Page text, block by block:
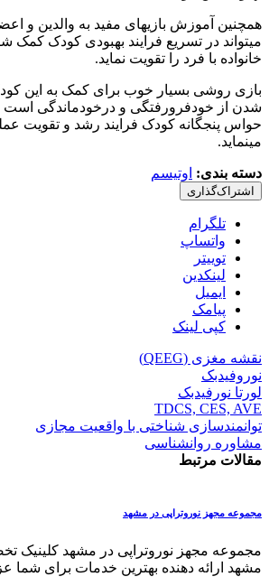
همچنین آموزش بازیهای مفید به والدین و
میتواند در تسریع فرایند بهبودی کودک کمک
خانواده با فرد را تقویت نماید.
بازی روشی بسیار خوب برای کمک به این
شدن از خودفرورفتگی و درخودماندگی است
حواس پنجگانه کودک فرایند رشد و تقویت
مینماید.
دسته بندی: اوتیسم
اشتراک‌گذاری
تلگرام
واتساپ
توییتر
لینکدین
ایمیل
پیامک
کپی لینک
نقشه مغزی (QEEG)
نوروفیدبک
لورتا نورفیدبک
TDCS, CES, AVE
توانمندسازی شناختی با واقعیت مجازی
مشاوره روانشناسی
مقالات مرتبط
مجموعه مجهز نوروتراپی در مشهد
مجموعه مجهز نوروتراپی در مشهد کلینیک
مشهد ارائه دهنده بهترین خدمات برای شما